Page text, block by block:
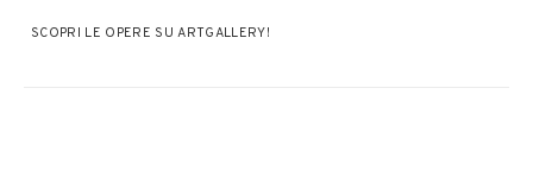
SCOPRI LE OPERE SU ARTGALLERY!